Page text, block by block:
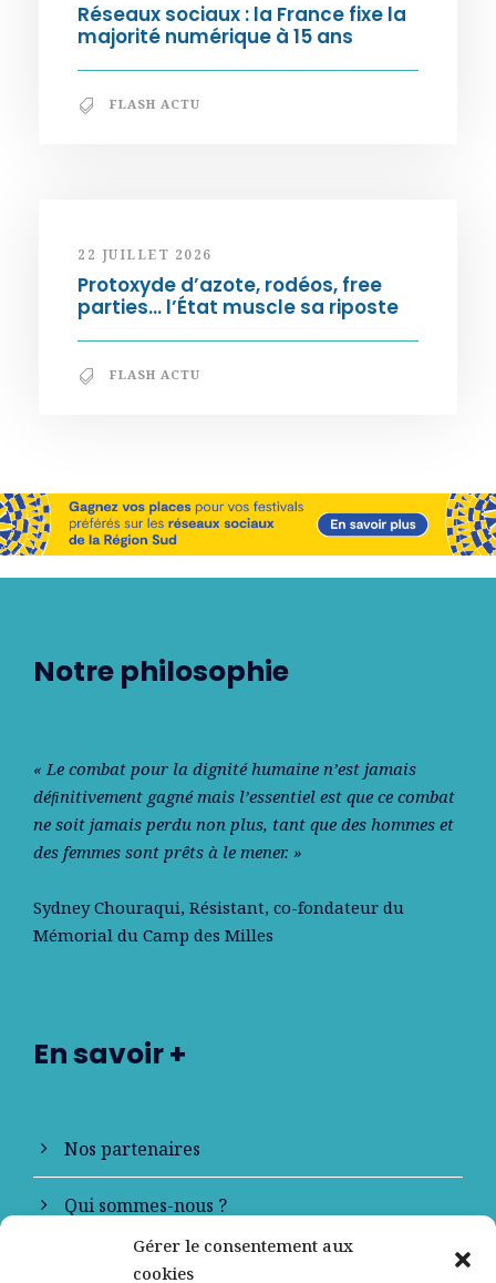
Gérer le consentement aux
cookies
Réseaux sociaux : la France fixe la
majorité numérique à 15 ans
FLASH ACTU
22 JUILLET 2026
Protoxyde d’azote, rodéos, free
parties… l’État muscle sa riposte
FLASH ACTU
Notre philosophie
« Le combat pour la dignité humaine n’est jamais
déﬁnitivement gagné mais l’essentiel est que ce combat
ne soit jamais perdu non plus, tant que des hommes et
des femmes sont prêts à le mener. »
Sydney Chouraqui, Résistant, co-fondateur du
Mémorial du Camp des Milles
En savoir +
Nos partenaires
Qui sommes-nous ?
Contactez-nous